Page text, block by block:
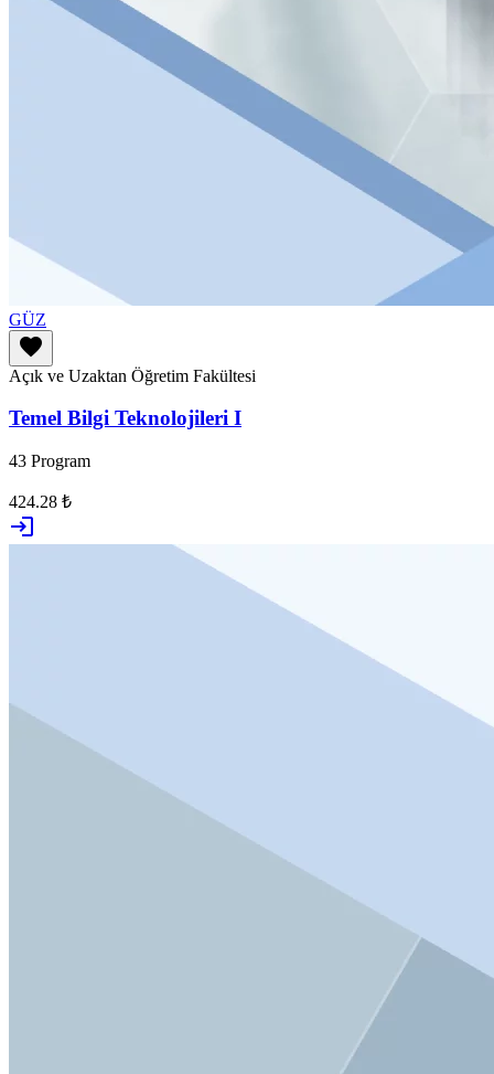
GÜZ
favorite
Açık ve Uzaktan Öğretim Fakültesi
Temel Bilgi Teknolojileri I
43 Program
424.28 ₺
login